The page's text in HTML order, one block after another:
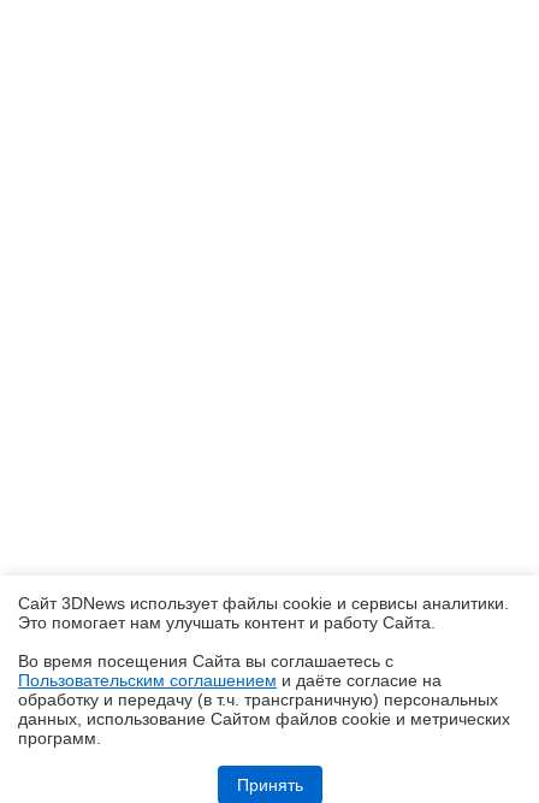
Обзор HUAWEI WATCH Kids X1 Pro: самые умные детские часы
Сайт 3DNews использует файлы cookie и сервисы аналитики.
Это помогает нам улучшать контент и работу Cайта.
Во время посещения Cайта вы соглашаетесь с
Пользовательским соглашением и даёте согласие на
обработку и передачу (в т.ч. трансграничную) персональных
данных, использование Cайтом файлов cookie и метрических
программ.
Принять